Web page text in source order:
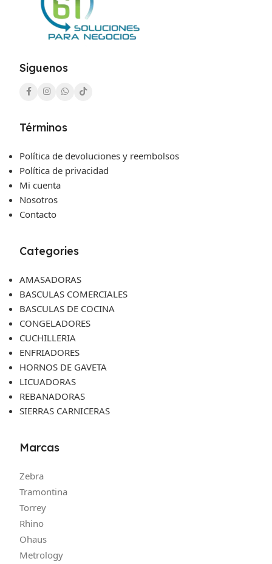
Siguenos
Términos
Política de devoluciones y reembolsos
Política de privacidad
Mi cuenta
Nosotros
Contacto
Categories
AMASADORAS
BASCULAS COMERCIALES
BASCULAS DE COCINA
CONGELADORES
CUCHILLERIA
ENFRIADORES
HORNOS DE GAVETA
LICUADORAS
REBANADORAS
SIERRAS CARNICERAS
Marcas
Zebra
Tramontina
Torrey
Rhino
Ohaus
Metrology